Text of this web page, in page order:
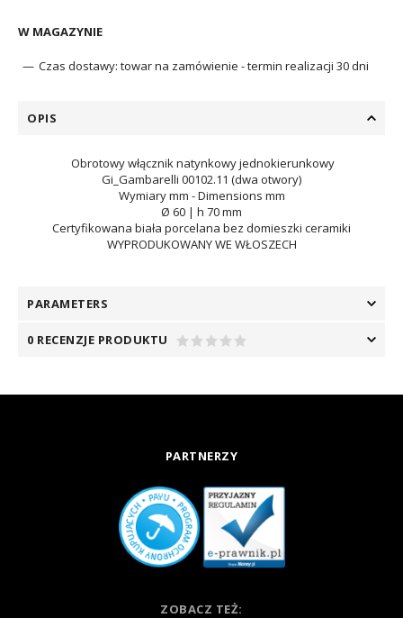
W MAGAZYNIE
Czas dostawy: towar na zamówienie - termin realizacji 30 dni
OPIS
Obrotowy włącznik natynkowy jednokierunkowy
Gi_Gambarelli 00102.11 (dwa otwory)
Wymiary mm - Dimensions mm
Ø 60 | h 70 mm
Certyfikowana biała porcelana bez domieszki ceramiki
WYPRODUKOWANY WE WŁOSZECH
PARAMETERS
0 RECENZJE PRODUKTU
PARTNERZY
ZOBACZ TEŻ: